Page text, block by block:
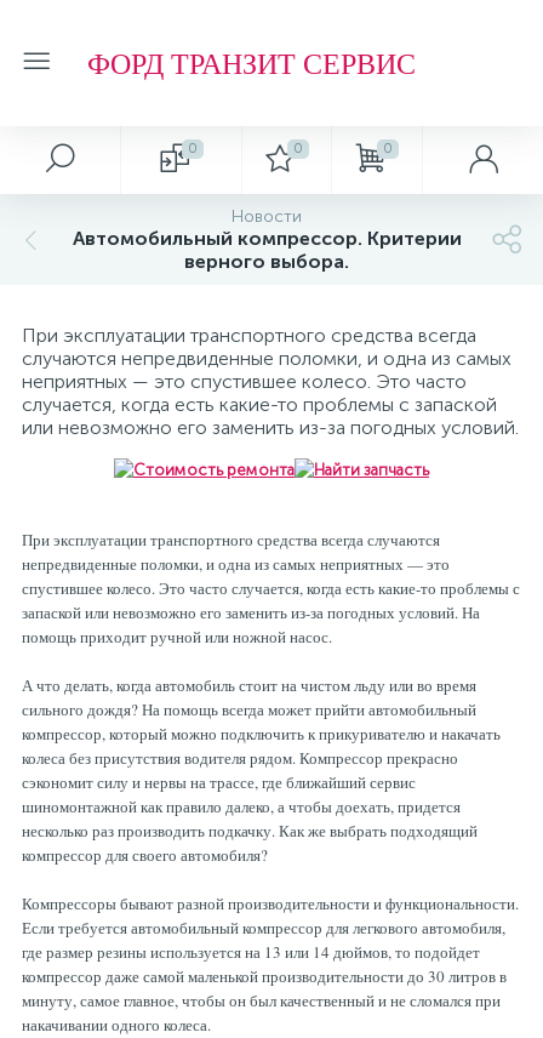
ФОРД ТРАНЗИТ СЕРВИС
0 0 0
Новости
Автомобильный компрессор. Критерии
верного выбора.
При эксплуатации транспортного средства всегда
случаются непредвиденные поломки, и одна из самых
неприятных — это спустившее колесо. Это часто
случается, когда есть какие-то проблемы с запаской
или невозможно его заменить из-за погодных условий.
При эксплуатации транспортного средства всегда случаются
непредвиденные поломки, и одна из самых неприятных — это
спустившее колесо. Это часто случается, когда есть какие-то проблемы с
запаской или невозможно его заменить из-за погодных условий. На
помощь приходит ручной или ножной насос.
А что делать, когда автомобиль стоит на чистом льду или во время
сильного дождя? На помощь всегда может прийти автомобильный
компрессор, который можно подключить к прикуривателю и накачать
колеса без присутствия водителя рядом. Компрессор прекрасно
сэкономит силу и нервы на трассе, где ближайший сервис
шиномонтажной как правило далеко, а чтобы доехать, придется
несколько раз производить подкачку. Как же выбрать подходящий
компрессор для своего автомобиля?
Компрессоры бывают разной производительности и функциональности.
Если требуется автомобильный компрессор для легкового автомобиля,
где размер резины используется на 13 или 14 дюймов, то подойдет
компрессор даже самой маленькой производительности до 30 литров в
минуту, самое главное, чтобы он был качественный и не сломался при
накачивании одного колеса.